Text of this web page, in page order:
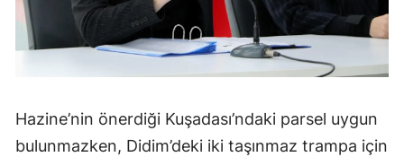
Hazine’nin önerdiği Kuşadası’ndaki parsel uygun
bulunmazken, Didim’deki iki taşınmaz trampa için